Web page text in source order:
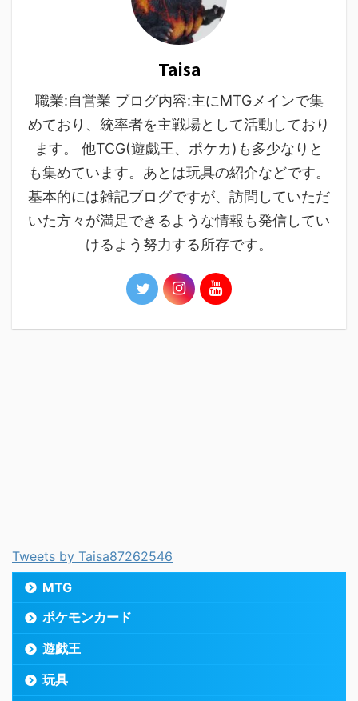
Taisa
職業:自営業 ブログ内容:主にMTGメインで集
めており、統率者を主戦場として活動しており
ます。 他TCG(遊戯王、ポケカ)も多少なりと
も集めています。あとは玩具の紹介などです。
基本的には雑記ブログですが、訪問していただ
いた方々が満足できるような情報も発信してい
けるよう努力する所存です。
Tweets by Taisa87262546
MTG
ポケモンカード
遊戯王
玩具